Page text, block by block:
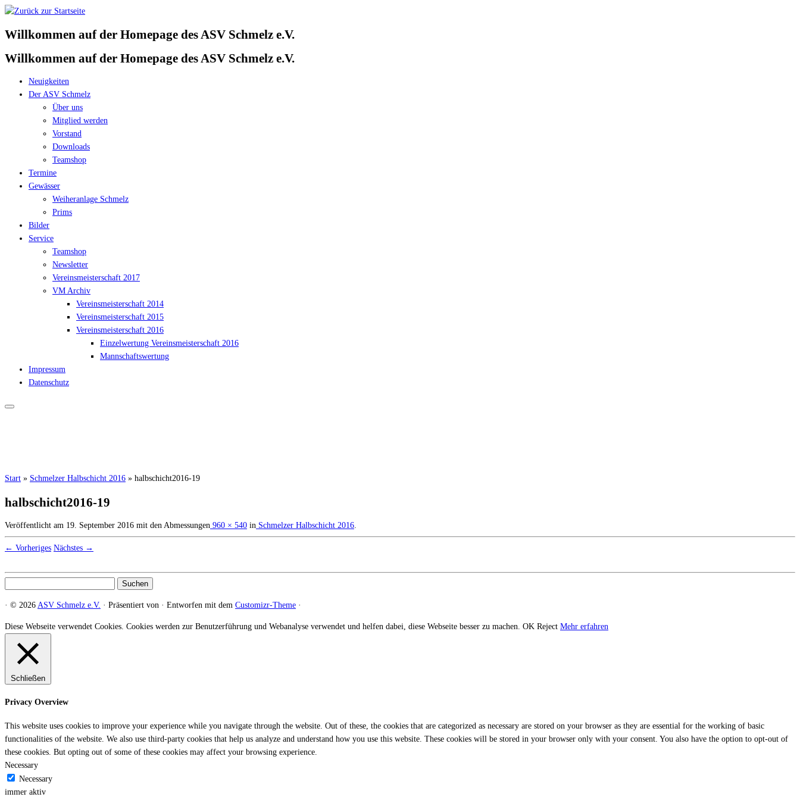
Zum
springen
Willkommen auf der Homepage des ASV Schmelz e.V.
Willkommen auf der Homepage des ASV Schmelz e.V.
Neuigkeiten
Der ASV Schmelz
Über uns
Mitglied werden
Vorstand
Downloads
Teamshop
Termine
Gewässer
Weiheranlage Schmelz
Prims
Bilder
Service
Teamshop
Newsletter
Vereinsmeisterschaft 2017
VM Archiv
Vereinsmeisterschaft 2014
Vereinsmeisterschaft 2015
Vereinsmeisterschaft 2016
Einzelwertung Vereinsmeisterschaft 2016
Mannschaftswertung
Impressum
Datenschutz
Start » Schmelzer Halbschicht 2016 » halbschicht2016-19
halbschicht2016-19
Veröffentlicht am 19. September 2016 mit den Abmessungen 960 × 540 in Schmelzer Halbschicht 2016.
← Vorheriges Nächstes →
· © 2026 ASV Schmelz e.V. · Präsentiert von · Entworfen mit dem Customizr-Theme ·
Diese Webseite verwendet Cookies. Cookies werden zur Benutzerführung und Webanalyse verwendet und helfen dabei, diese Webseite besser zu machen. OK Reject Mehr erfahren
Schließen
Privacy Overview
This website uses cookies to improve your experience while you navigate through the website. Out of these, the cookies that are categorized as necessary are stored on your browser as they are essential for the working of basic
functionalities of the website. We also use third-party cookies that help us analyze and understand how you use this website. These cookies will be stored in your browser only with your consent. You also have the option to opt-out of
these cookies. But opting out of some of these cookies may affect your browsing experience.
Necessary
Necessary
immer aktiv